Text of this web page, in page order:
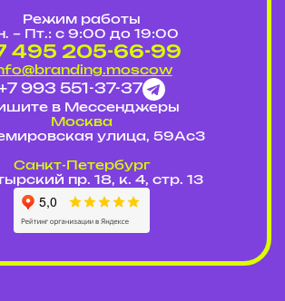
Режим работы
– Пт.: с 9:00 до 19:00
495 205-66-99
993 551-37-37
в Мессенджеры
Москва
улица, 59Ас3
Cанкт-Петербург
пр. 18, к. 4, стр. 13